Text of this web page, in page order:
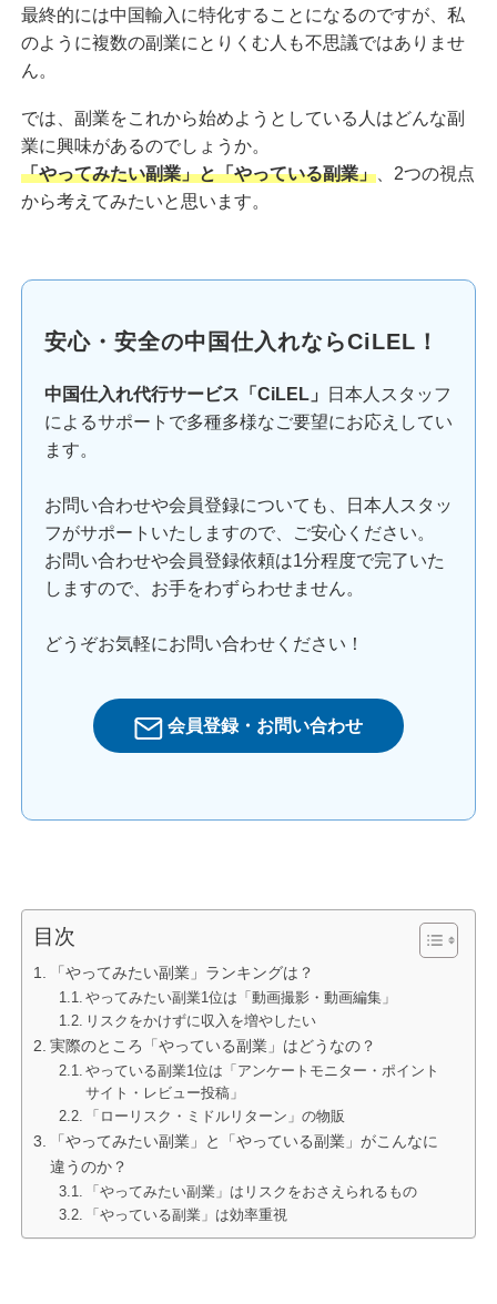
最終的には中国輸入に特化することになるのですが、私
のように複数の副業にとりくむ人も不思議ではありませ
ん。
では、副業をこれから始めようとしている人はどんな副
業に興味があるのでしょうか。
「やってみたい副業」と「やっている副業」 、2つの視点
から考えてみたいと思います。
安心・安全の中国仕入れならCiLEL！
中国仕入れ代行サービス「CiLEL」
日本人スタッフ
によるサポートで多種多様なご要望にお応えしてい
ます。
お問い合わせや会員登録についても、日本人スタッ
フがサポートいたしますので、ご安心ください。
お問い合わせや会員登録依頼は1分程度で完了いた
しますので、お手をわずらわせません。
どうぞお気軽にお問い合わせください！
会員登録・お問い合わせ
目次
「やってみたい副業」ランキングは？
やってみたい副業1位は「動画撮影・動画編集」
リスクをかけずに収入を増やしたい
実際のところ「やっている副業」はどうなの？
やっている副業1位は「アンケートモニター・ポイント
サイト・レビュー投稿」
「ローリスク・ミドルリターン」の物販
「やってみたい副業」と「やっている副業」がこんなに
違うのか？
「やってみたい副業」はリスクをおさえられるもの
「やっている副業」は効率重視